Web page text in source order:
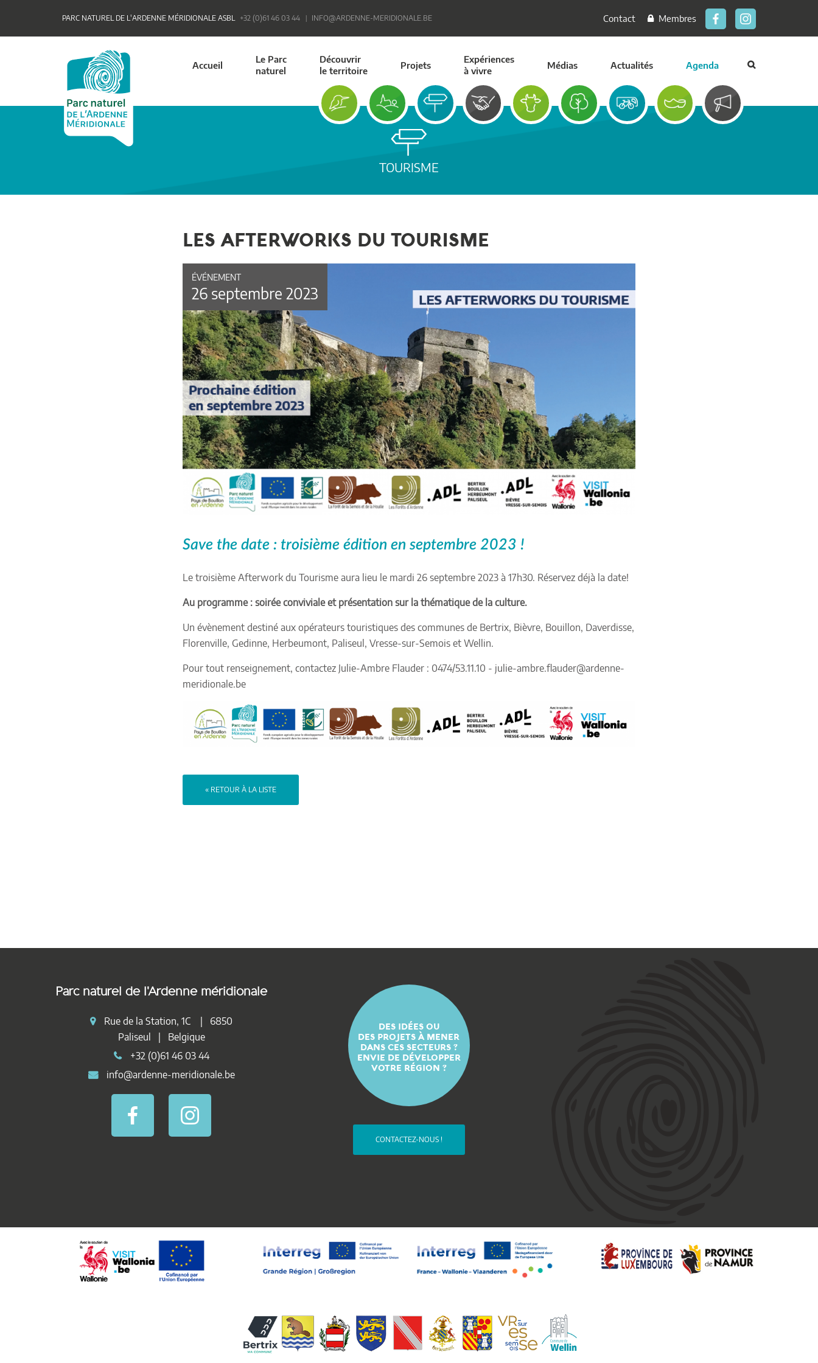
PARC NATUREL DE L'ARDENNE MÉRIDIONALE ASBL +32 (0)61 46 03 44 INFO@ARDENNE-MERIDIONALE.BE Contact Membres
Accueil
Le Parc
naturel
Découvrir
le territoire
Projets
Expériences
à vivre
Médias Actualités Agenda
TOURISME
LES AFTERWORKS DU TOURISME
ÉVÉNEMENT
26 septembre 2023
Save the date : troisième édition en septembre 2023 !
Le troisième Afterwork du Tourisme aura lieu le mardi 26 septembre 2023 à 17h30. Réservez déjà la date!
Au programme : soirée conviviale et présentation sur la thématique de la culture.
Un évènement destiné aux opérateurs touristiques des communes de Bertrix, Bièvre, Bouillon, Daverdisse,
Florenville, Gedinne, Herbeumont, Paliseul, Vresse-sur-Semois et Wellin.
Pour tout renseignement, contactez Julie-Ambre Flauder : 0474/53.11.10 - julie-ambre.flauder@ardenne-
meridionale.be
« RETOUR À LA LISTE
Parc naturel de l'Ardenne méridionale
Rue de la Station, 1C | 6850
Paliseul | Belgique
+32 (0)61 46 03 44
info@ardenne-meridionale.be
DES IDÉES OU
DES PROJETS À MENER
DANS CES SECTEURS ?
ENVIE DE DÉVELOPPER
VOTRE RÉGION ?
CONTACTEZ-NOUS !